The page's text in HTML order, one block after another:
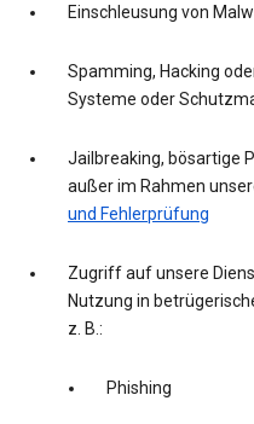
Einschleusung von
Spamming, Hacking
Systeme oder
Jailbreaking, bösartige
außer im Rahmen
und Fehlerprüfung
Zugriff auf unsere
Nutzung in
z. B.:
Phishing